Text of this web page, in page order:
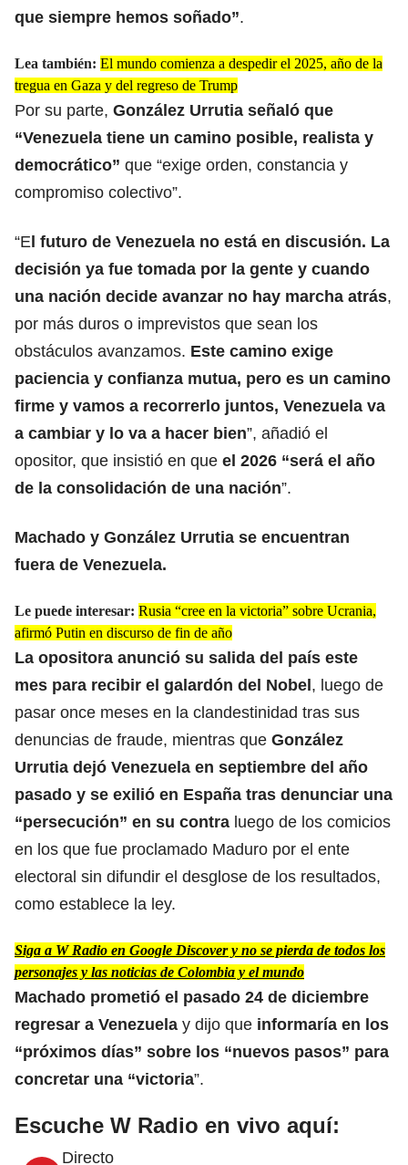
que siempre hemos soñado”.
Lea también: El mundo comienza a despedir el 2025, año de la
tregua en Gaza y del regreso de Trump
Por su parte, González Urrutia señaló que
“Venezuela tiene un camino posible, realista y
democrático” que “exige orden, constancia y
compromiso colectivo”.
“El futuro de Venezuela no está en discusión. La
decisión ya fue tomada por la gente y cuando
una nación decide avanzar no hay marcha atrás,
por más duros o imprevistos que sean los
obstáculos avanzamos. Este camino exige
paciencia y confianza mutua, pero es un camino
firme y vamos a recorrerlo juntos, Venezuela va
a cambiar y lo va a hacer bien”, añadió el
opositor, que insistió en que el 2026 “será el año
de la consolidación de una nación”.
Machado y González Urrutia se encuentran
fuera de Venezuela.
Le puede interesar: Rusia “cree en la victoria” sobre Ucrania,
afirmó Putin en discurso de fin de año
La opositora anunció su salida del país este
mes para recibir el galardón del Nobel, luego de
pasar once meses en la clandestinidad tras sus
denuncias de fraude, mientras que González
Urrutia dejó Venezuela en septiembre del año
pasado y se exilió en España tras denunciar una
“persecución” en su contra luego de los comicios
en los que fue proclamado Maduro por el ente
electoral sin difundir el desglose de los resultados,
como establece la ley.
Siga a W Radio en Google Discover y no se pierda de todos los
personajes y las noticias de Colombia y el mundo
Machado prometió el pasado 24 de diciembre
regresar a Venezuela y dijo que informaría en los
“próximos días” sobre los “nuevos pasos” para
concretar una “victoria”.
Escuche W Radio en vivo aquí:
Directo